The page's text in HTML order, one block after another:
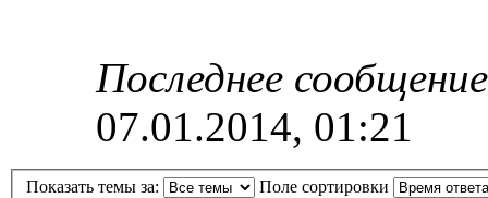
Последнее
07.01.2014, 01:21
Показать темы за: Поле сортировки